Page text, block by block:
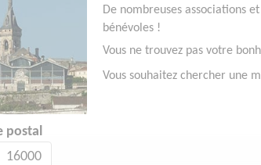
De nombreuses associations
bénévoles !
Vous ne trouvez pas votre
Vous souhaitez chercher une
postal
16000